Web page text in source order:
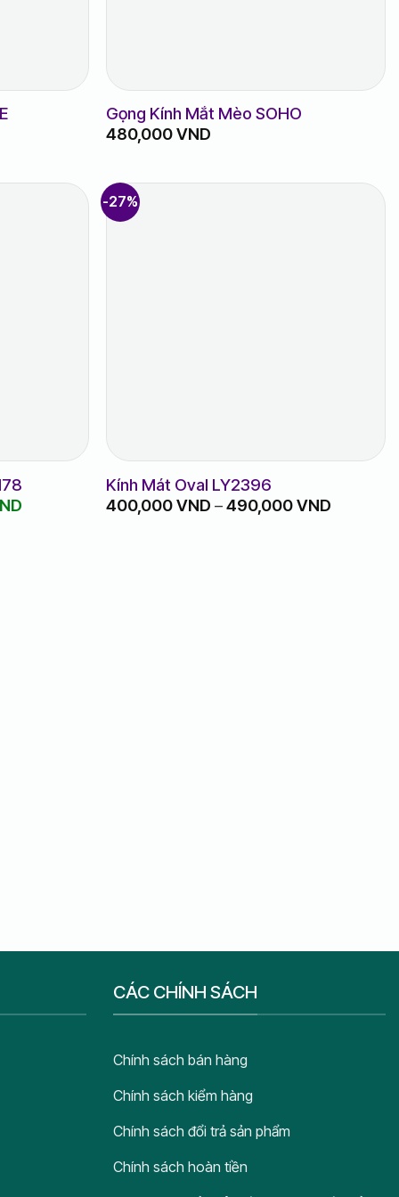
Gọng Kính Mắt Mèo SOHO
480,000VND
-27%
Kính Mát Oval LY2396
400,000VND –490,000VND
CÁC CHÍNH SÁCH
Chính sách bán hàng
Chính sách kiểm hàng
Chính sách đổi trả sản phẩm
Chính sách hoàn tiền